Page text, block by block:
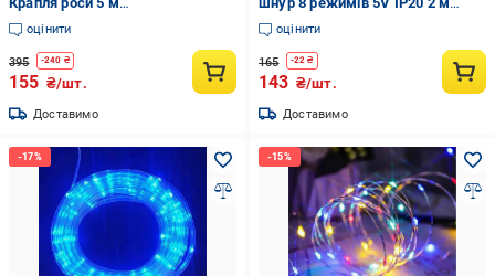
Різнокольоровий (20717097)
оцінити
395 -240 ₴
155 ₴/шт.
Доставимо
ручне
оцінити
165 -22 ₴
143 ₴/шт.
Доставимо